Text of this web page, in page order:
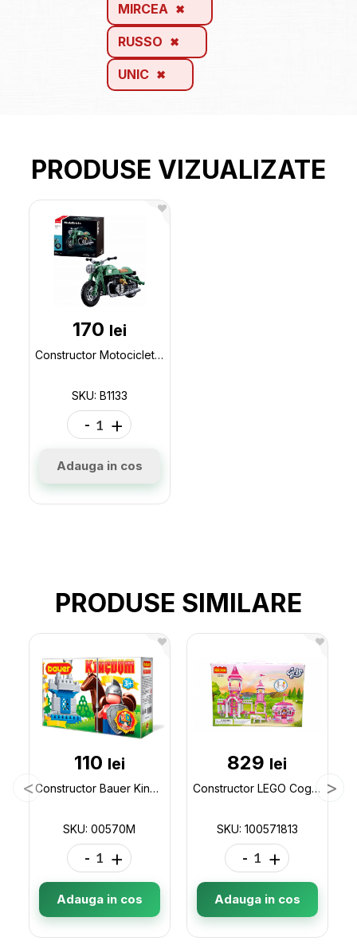
MIRCEA
RUSSO
UNIC
PRODUSE VIZUALIZATE
170 lei
Constructor Motocicleta R75MS 215 elem. B1133
SKU: B1133
- +
Adauga in cos
PRODUSE SIMILARE
110 lei
Constructor Bauer Kingdom 00570M
SKU: 00570M
- +
Adauga in cos
829 lei
Constructor LEGO Cogo Castel 555 pcs 3263 100571813
SKU: 100571813
- +
Adauga in cos